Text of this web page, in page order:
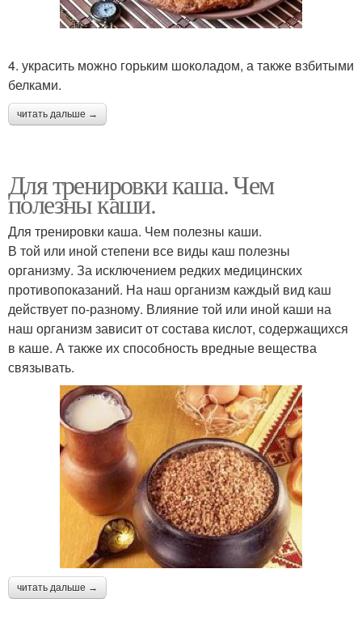
4. украсить можно горьким шоколадом, а также взбитыми
белками.
читать дальше →
Для тренировки каша. Чем
полезны каши.
Для тренировки каша. Чем полезны каши.
В той или иной степени все виды каш полезны
организму. За исключением редких медицинских
противопоказаний. На наш организм каждый вид каш
действует по-разному. Влияние той или иной каши на
наш организм зависит от состава кислот, содержащихся
в каше. А также их способность вредные вещества
связывать.
читать дальше →